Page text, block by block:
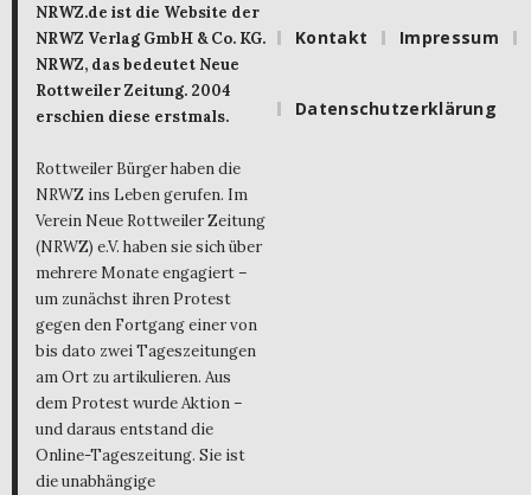
NRWZ.de ist die Website der
NRWZ Verlag GmbH & Co. KG.
NRWZ, das bedeutet Neue
Rottweiler Zeitung. 2004
erschien diese erstmals.
Rottweiler Bürger haben die
NRWZ ins Leben gerufen. Im
Verein Neue Rottweiler Zeitung
(NRWZ) e.V. haben sie sich über
mehrere Monate engagiert –
um zunächst ihren Protest
gegen den Fortgang einer von
bis dato zwei Tageszeitungen
am Ort zu artikulieren. Aus
dem Protest wurde Aktion –
und daraus entstand die
Online-Tageszeitung. Sie ist
die unabhängige
Kontakt Impressum
Datenschutzerklärung